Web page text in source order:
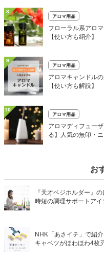
8
アロマ用品
フローラル系アロ
【使い方も紹介】
9
アロマ用品
アロマキャンドル
【使い方も解説】
10
アロマ用品
アロマディフュー
る】人気の無印・ニ
お
『天才ベジホルダー』
時短の調理サポートアイ
NHK「あさイチ」で紹
キャベツがほわほわ4枚